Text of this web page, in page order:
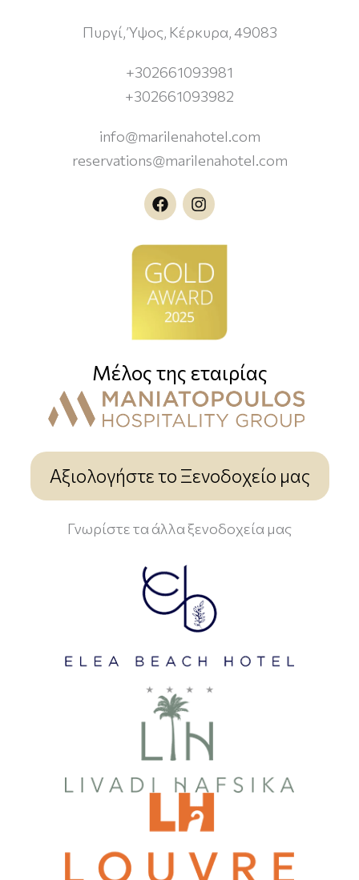
Πυργί, Ύψος, Κέρκυρα, 49083
+302661093981
+302661093982
info@marilenahotel.com
reservations@marilenahotel.com
F
a
e
b
o
o
k
I
n
t
a
g
r
a
Μέλος της εταιρίας
Αξιολογήστε το Ξενοδοχείο μας
Γνωρίστε τα άλλα ξενοδοχεία μας